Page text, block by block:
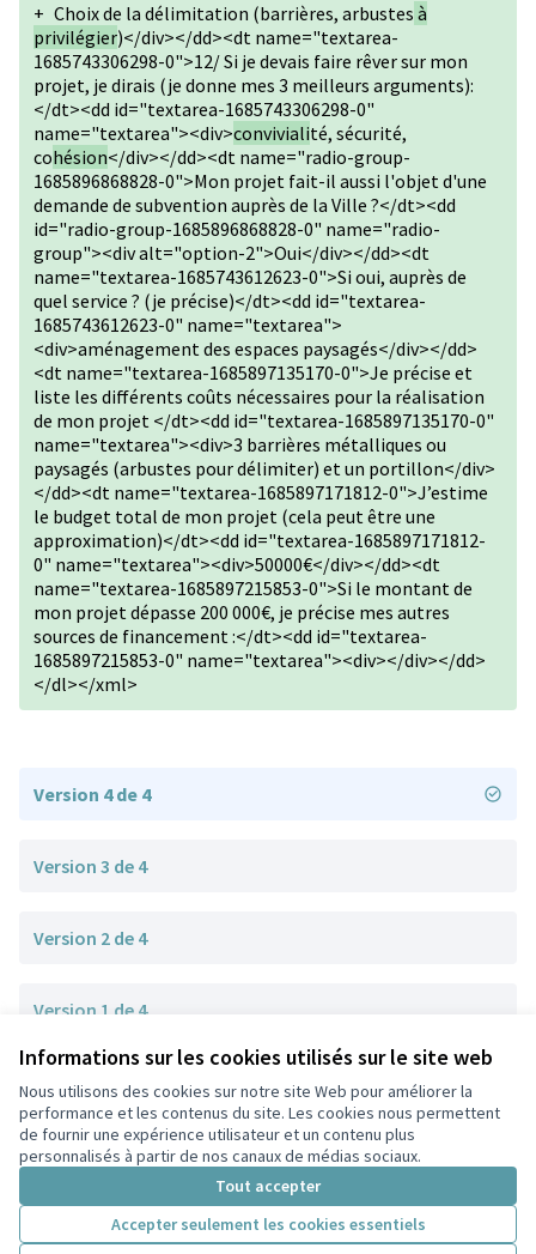
Informations sur les cookies utilisés sur le site web
Nous utilisons des cookies sur notre site Web pour améliorer la
performance et les contenus du site. Les cookies nous permettent
de fournir une expérience utilisateur et un contenu plus
personnalisés à partir de nos canaux de médias sociaux.
Tout accepter
Accepter seulement les cookies essentiels
+ Choix de la délimitation (barrières, arbustes à
privilégier)</div></dd><dt name="textarea-
1685743306298-0">12/ Si je devais faire rêver sur mon
projet, je dirais (je donne mes 3 meilleurs arguments):
</dt><dd id="textarea-1685743306298-0"
name="textarea"><div>convivialité, sécurité,
cohésion</div></dd><dt name="radio-group-
1685896868828-0">Mon projet fait-il aussi l'objet d'une
demande de subvention auprès de la Ville ?</dt><dd
id="radio-group-1685896868828-0" name="radio-
group"><div alt="option-2">Oui</div></dd><dt
name="textarea-1685743612623-0">Si oui, auprès de
quel service ? (je précise)</dt><dd id="textarea-
1685743612623-0" name="textarea">
<div>aménagement des espaces paysagés</div></dd>
<dt name="textarea-1685897135170-0">Je précise et
liste les différents coûts nécessaires pour la réalisation
de mon projet </dt><dd id="textarea-1685897135170-0"
name="textarea"><div>3 barrières métalliques ou
paysagés (arbustes pour délimiter) et un portillon</div>
</dd><dt name="textarea-1685897171812-0">J’estime
le budget total de mon projet (cela peut être une
approximation)</dt><dd id="textarea-1685897171812-
0" name="textarea"><div>50000€</div></dd><dt
name="textarea-1685897215853-0">Si le montant de
mon projet dépasse 200 000€, je précise mes autres
sources de financement :</dt><dd id="textarea-
1685897215853-0" name="textarea"><div></div></dd>
</dl></xml>
Version 4 de 4
Version 3 de 4
Version 2 de 4
Version 1 de 4
Conditions d'utilisation
Paramètres des cookies
Participez Villeurbanne sur X
(Lien externe)
Participez Villeurbanne sur Facebook
Participez Villeurbanne sur Instagram
Participez Villeurbanne sur YouTube
(Lien externe)
Licence
(Lien